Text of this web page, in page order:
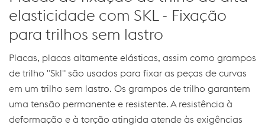
elasticidade com SKL - Fixação
para trilhos sem lastro
Placas, placas altamente elásticas, assim como grampos
de trilho "Skl" são usados para fixar as peças de curvas
em um trilho sem lastro. Os grampos de trilho garantem
uma tensão permanente e resistente. A resistência à
deformação e à torção atingida atende às exigências